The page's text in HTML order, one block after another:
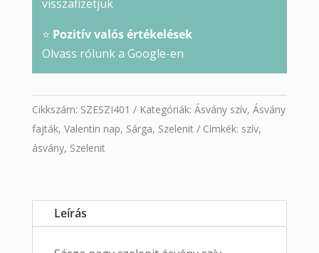
visszafizetjük
⭐ Pozitív valós értékelések
Olvass rólunk a Google-en
Cikkszám: SZESZI401 Kategóriák: Ásvány szív, Ásvány
fajták, Valentin nap, Sárga, Szelenit Címkék: szív,
ásvány, Szelenit
Leírás